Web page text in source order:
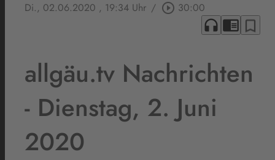
Di., 02.06.2020 , 19:34 Uhr / play_circle_outline 30:00
headphones chrome_reader_mode bookmark_border
allgäu.tv Nachrichten
- Dienstag, 2. Juni
2020